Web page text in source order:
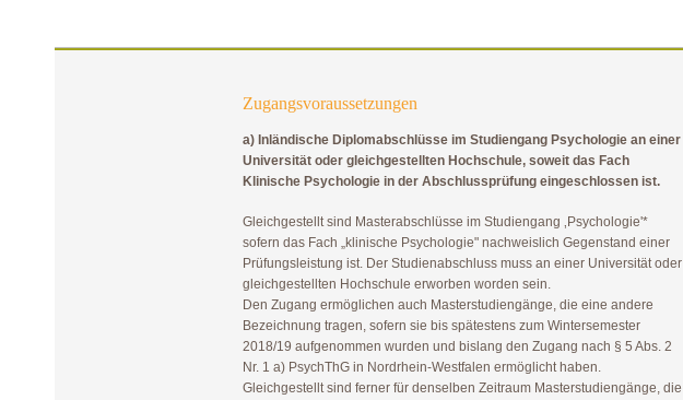
Zugangsvoraussetzungen
a) Inländische Diplomabschlüsse im Studiengang Psychologie an einer
Universität oder gleichgestellten Hochschule, soweit das Fach
Klinische Psychologie in der Abschlussprüfung eingeschlossen ist.
Gleichgestellt sind Masterabschlüsse im Studiengang ‚Psychologie'*
sofern das Fach „klinische Psychologie" nachweislich Gegenstand einer
Prüfungsleistung ist. Der Studienabschluss muss an einer Universität oder
gleichgestellten Hochschule erworben worden sein.
Den Zugang ermöglichen auch Masterstudiengänge, die eine andere
Bezeichnung tragen, sofern sie bis spätestens zum Wintersemester
2018/19 aufgenommen wurden und bislang den Zugang nach § 5 Abs. 2
Nr. 1 a) PsychThG in Nordrhein-Westfalen ermöglicht haben.
Gleichgestellt sind ferner für denselben Zeitraum Masterstudiengänge, die